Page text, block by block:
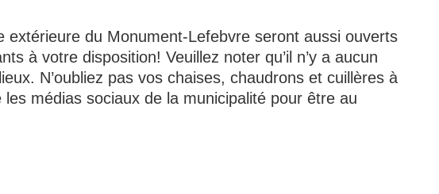
extérieure du Monument-Lefebvre seront aussi ouverts
à votre disposition! Veuillez noter qu’il n’y a aucun
N’oubliez pas vos chaises, chaudrons et cuillères à
médias sociaux de la municipalité pour être au